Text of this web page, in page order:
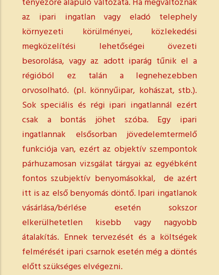
az ipari ingatlan vagy eladó telephely
környezeti körülményei, közlekedési
megközelítési lehetőségei övezeti
besorolása, vagy az adott iparág tűnik el a
régióból ez talán a legnehezebben
orvosolható. (pl. könnyűipar, kohászat, stb.).
Sok speciális és régi ipari ingatlannál ezért
csak a bontás jöhet szóba. Egy ipari
ingatlannak elsősorban jövedelemtermelő
funkciója van, ezért az objektív szempontok
párhuzamosan vizsgálat tárgyai az egyébként
fontos szubjektív benyomásokkal, de azért
itt is az első benyomás döntő. Ipari ingatlanok
vásárlása/bérlése esetén sokszor
elkerülhetetlen kisebb vagy nagyobb
átalakítás. Ennek tervezését és a költségek
felmérését ipari csarnok esetén még a döntés
előtt szükséges elvégezni.